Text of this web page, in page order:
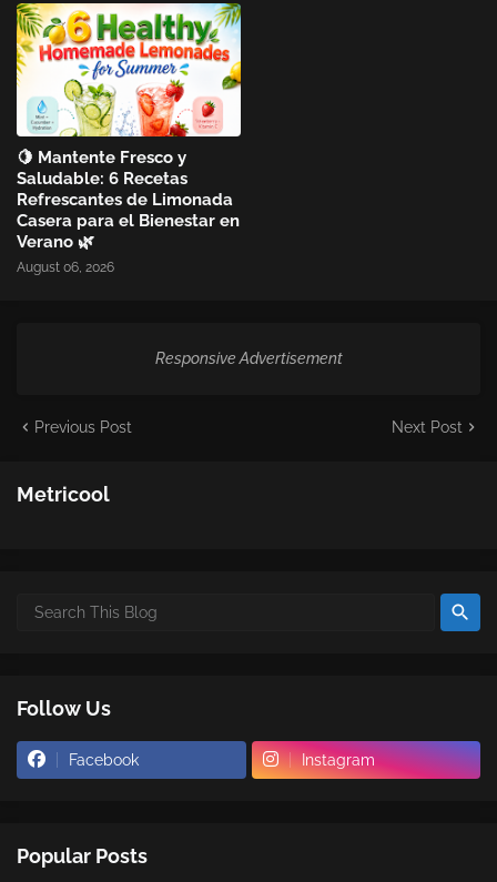
🍋 Mantente Fresco y
Saludable: 6 Recetas
Refrescantes de Limonada
Casera para el Bienestar en
Verano 🌿
August 06, 2026
Responsive Advertisement
Previous Post Next Post
Metricool
Follow Us
Facebook Instagram
Popular Posts